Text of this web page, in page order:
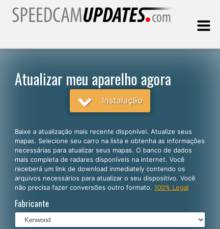
Português
English
Español
Français
Atualizar meu aparelho agora
Instalação
Baixe a atualização mais recente disponível. Atualize seus
mapas. Selecione seu carro na lista e obtenha as informações
necessárias para atualizar seus mapas. O banco de dados
mais completa de radares disponíveis na internet. Você
receberá um link de download inmediately contendo os
arquivos necessários para atualizar o seu dispositivo. Você
não precisa fazer conversões outro formato. 100% Legal
Fabricante